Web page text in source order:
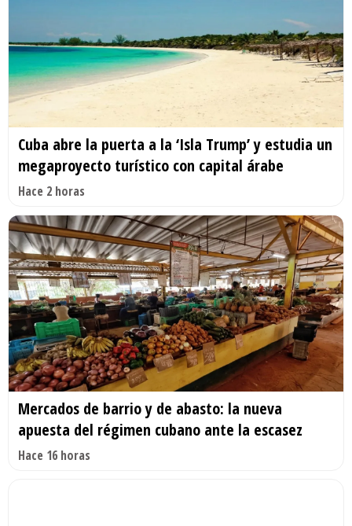
Cuba abre la puerta a la ‘Isla Trump’ y estudia un
megaproyecto turístico con capital árabe
Hace 2 horas
Mercados de barrio y de abasto: la nueva
apuesta del régimen cubano ante la escasez
Hace 16 horas